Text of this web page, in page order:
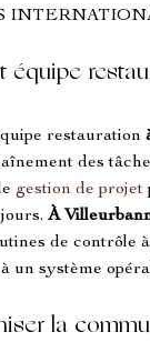
équipe
restauration
des
gestion de projet
À
de contrôle
un système
la